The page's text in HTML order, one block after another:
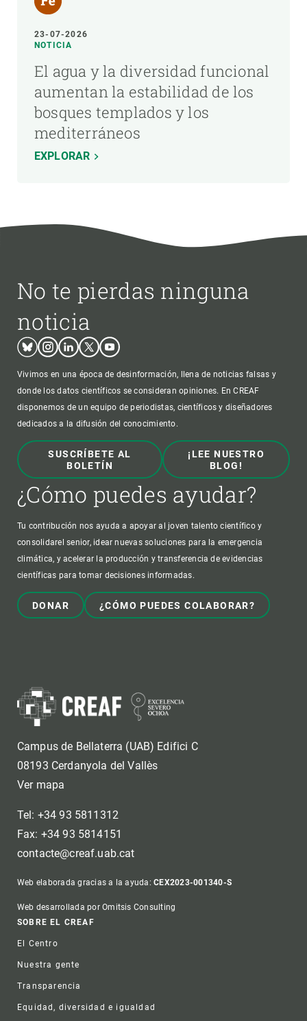
23-07-2026
NOTICIA
El agua y la diversidad funcional
aumentan la estabilidad de los
bosques templados y los
mediterráneos
EXPLORAR
No te pierdas ninguna
noticia
BlueskyInstagram
LinkedinTwitterYoutube
Vivimos en una época de desinformación, llena de noticias falsas y
donde los datos científicos se consideran opiniones. En CREAF
disponemos de un equipo de periodistas, científicos y diseñadores
dedicados a la difusión del conocimiento.
SUSCRÍBETE AL
BOLETÍN
¡LEE NUESTRO
BLOG!
¿Cómo puedes ayudar?
Tu contribución nos ayuda a apoyar al joven talento científico y
consolidarel senior, idear nuevas soluciones para la emergencia
climática, y acelerar la producción y transferencia de evidencias
científicas para tomar decisiones informadas.
DONAR ¿CÓMO PUEDES COLABORAR?
Campus de Bellaterra (UAB) Edifici C
08193 Cerdanyola del Vallès
Ver mapa
Tel: +34 93 5811312
Fax: +34 93 5814151
contacte@creaf.uab.cat
Web elaborada gracias a la ayuda:CEX2023-001340-S
Web desarrollada por Omitsis Consulting
Footer
SOBRE EL CREAF
El Centro
Nuestra gente
Transparencia
Equidad, diversidad e igualdad